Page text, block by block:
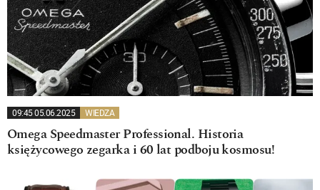
09:45 05.06.2025 WIEDZA
Omega Speedmaster Professional. Historia
księżycowego zegarka i 60 lat podboju kosmosu!